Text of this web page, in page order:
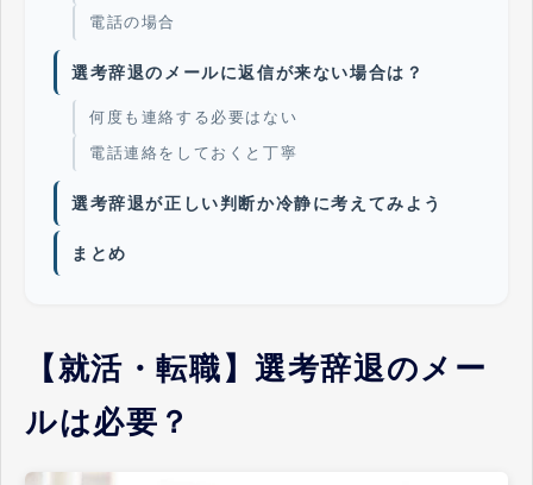
電話の場合
選考辞退のメールに返信が来ない場合は？
何度も連絡する必要はない
電話連絡をしておくと丁寧
選考辞退が正しい判断か冷静に考えてみよう
まとめ
【就活・転職】選考辞退のメー
ルは必要？